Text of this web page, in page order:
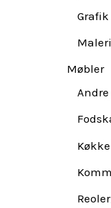
Grafik
Møbler